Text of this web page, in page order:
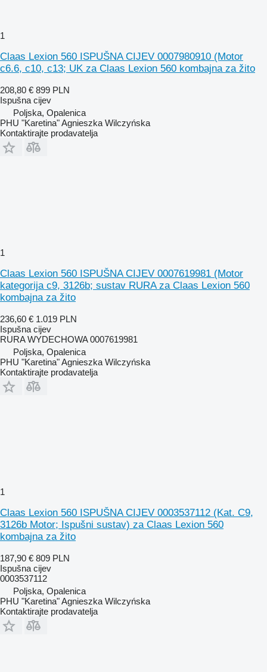
1
Claas Lexion 560 ISPUŠNA CIJEV 0007980910 (Motor
c6.6, c10, c13; UK za Claas Lexion 560 kombajna za žito
208,80 € 899 PLN
Ispušna cijev
Poljska, Opalenica
PHU "Karetina" Agnieszka Wilczyńska
Kontaktirajte prodavatelja
1
Claas Lexion 560 ISPUŠNA CIJEV 0007619981 (Motor
kategorija c9, 3126b; sustav RURA za Claas Lexion 560
kombajna za žito
236,60 € 1.019 PLN
Ispušna cijev
RURA WYDECHOWA 0007619981
Poljska, Opalenica
PHU "Karetina" Agnieszka Wilczyńska
Kontaktirajte prodavatelja
1
Claas Lexion 560 ISPUŠNA CIJEV 0003537112 (Kat. C9,
3126b Motor; Ispušni sustav) za Claas Lexion 560
kombajna za žito
187,90 € 809 PLN
Ispušna cijev
0003537112
Poljska, Opalenica
PHU "Karetina" Agnieszka Wilczyńska
Kontaktirajte prodavatelja